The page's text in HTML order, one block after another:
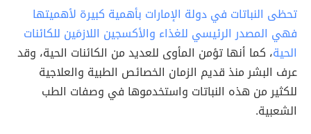
تحظى النباتات في دولة الإمارات بأهمية كبيرة لأهميتها
فهي المصدر الرئيسي للغذاء والأكسجين اللازمَين للكائنات
الحية، كما أنها تؤمن المأوى للعديد من الكائنات الحية، وقد
عرف البشر منذ قديم الزمان الخصائص الطبية والعلاجية
للكثير من هذه النباتات واستخدموها في وصفات الطب
الشعبية.